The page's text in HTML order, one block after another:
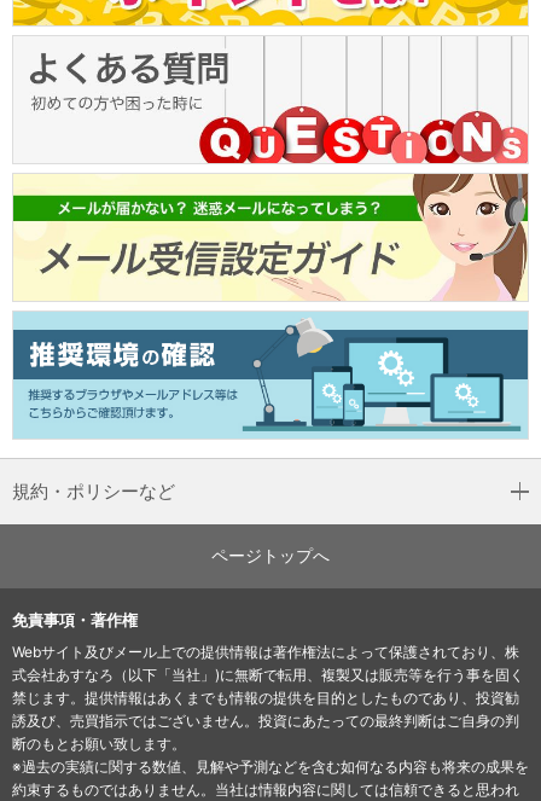
規約・ポリシーなど
ページトップへ
免責事項・著作権
Webサイト及びメール上での提供情報は著作権法によって保護されており、株
式会社あすなろ（以下「当社」)に無断で転用、複製又は販売等を行う事を固く
禁じます。提供情報はあくまでも情報の提供を目的としたものであり、投資勧
誘及び、売買指示ではございません。投資にあたっての最終判断はご自身の判
断のもとお願い致します。
※過去の実績に関する数値、見解や予測などを含む如何なる内容も将来の成果を
約束するものではありません。当社は情報内容に関しては信頼できると思われ